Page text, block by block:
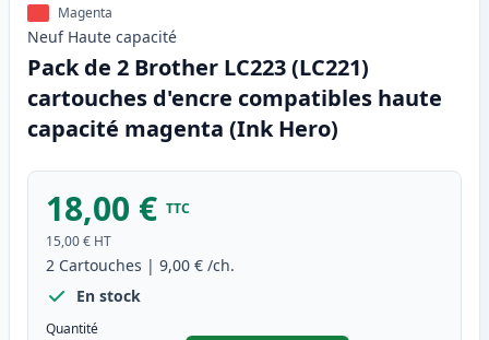
Magenta
Neuf Haute capacité
Pack de 2 Brother LC223 (LC221)
cartouches d'encre compatibles haute
capacité magenta (Ink Hero)
18,00 € TTC
15,00 € HT
2 Cartouches | 9,00 € /ch.
En stock
Quantité